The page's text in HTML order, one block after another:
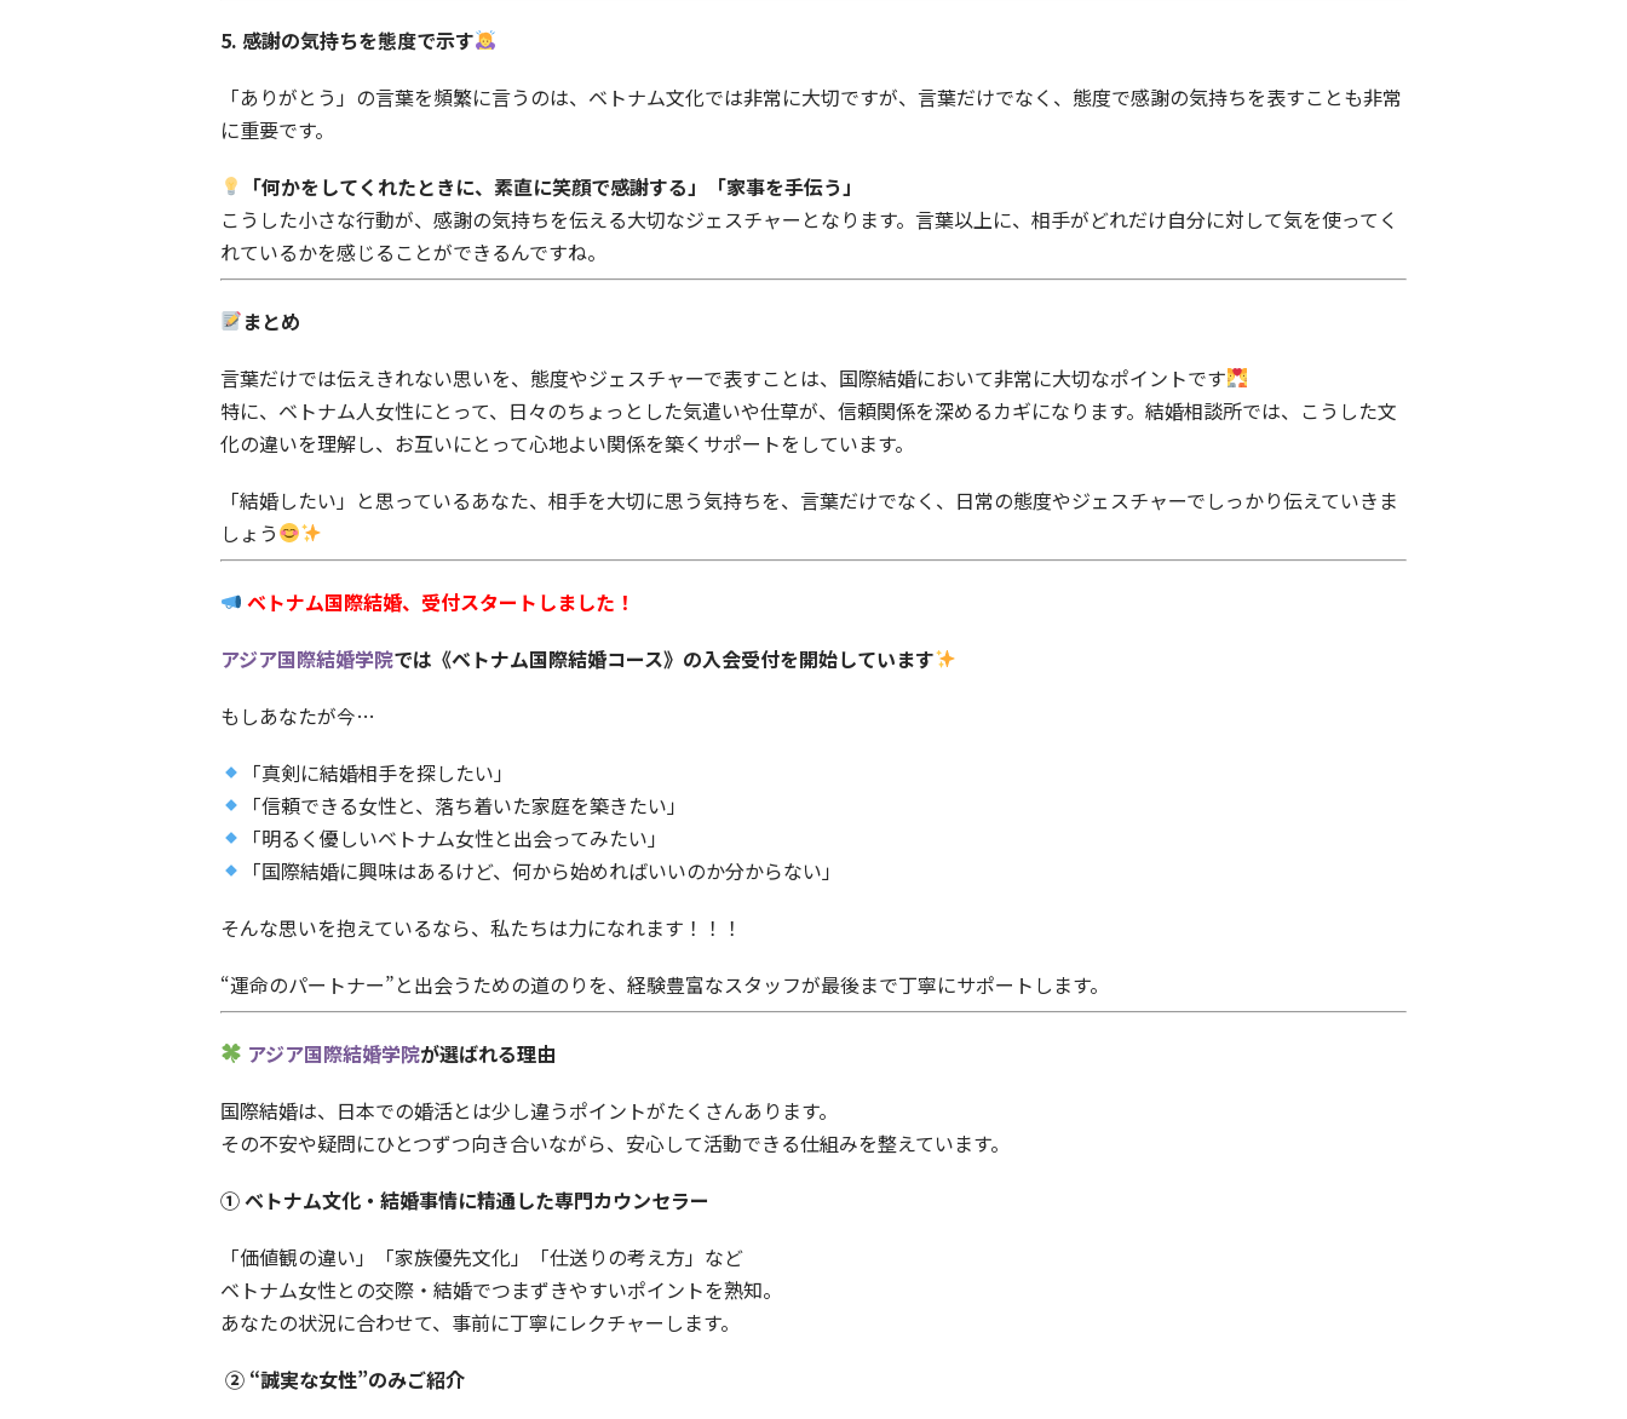
5. 感謝の気持ちを態度で示す
「ありがとう」の言葉を頻繁に言うのは、ベトナム文化では非常に大切ですが、言葉だけでなく、態度で感謝の気持ちを表すことも非常
に重要です。
「何かをしてくれたときに、素直に笑顔で感謝する」「家事を手伝う」
こうした小さな行動が、感謝の気持ちを伝える大切なジェスチャーとなります。言葉以上に、相手がどれだけ自分に対して気を使ってく
れているかを感じることができるんですね。
まとめ
言葉だけでは伝えきれない思いを、態度やジェスチャーで表すことは、国際結婚において非常に大切なポイントです
特に、ベトナム人女性にとって、日々のちょっとした気遣いや仕草が、信頼関係を深めるカギになります。結婚相談所では、こうした文
化の違いを理解し、お互いにとって心地よい関係を築くサポートをしています。
「結婚したい」と思っているあなた、相手を大切に思う気持ちを、言葉だけでなく、日常の態度やジェスチャーでしっかり伝えていきま
しょう
ベトナム国際結婚、受付スタートしました！
アジア国際結婚学院では《ベトナム国際結婚コース》の入会受付を開始しています
もしあなたが今…
「真剣に結婚相手を探したい」
「信頼できる女性と、落ち着いた家庭を築きたい」
「明るく優しいベトナム女性と出会ってみたい」
「国際結婚に興味はあるけど、何から始めればいいのか分からない」
そんな思いを抱えているなら、私たちは力になれます！！！
“運命のパートナー”と出会うための道のりを、経験豊富なスタッフが最後まで丁寧にサポートします。
アジア国際結婚学院が選ばれる理由
国際結婚は、日本での婚活とは少し違うポイントがたくさんあります。
その不安や疑問にひとつずつ向き合いながら、安心して活動できる仕組みを整えています。
① ベトナム文化・結婚事情に精通した専門カウンセラー
「価値観の違い」「家族優先文化」「仕送りの考え方」など
ベトナム女性との交際・結婚でつまずきやすいポイントを熟知。
あなたの状況に合わせて、事前に丁寧にレクチャーします。
② “誠実な女性”のみご紹介